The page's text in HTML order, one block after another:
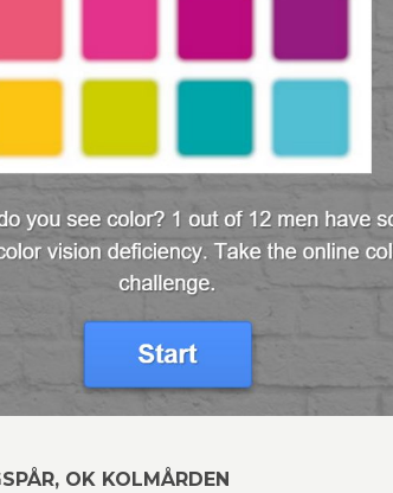
OK KOLMÅRDEN